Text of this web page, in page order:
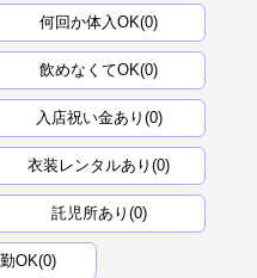
何回か体入OK(0)
飲めなくてOK(0)
入店祝い金あり(0)
衣装レンタルあり(0)
託児所あり(0)
OK(0)